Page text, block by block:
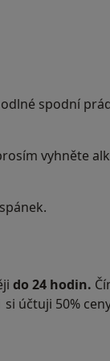
spodní
vyhněte
do 24 hodin.
účtuji 50%